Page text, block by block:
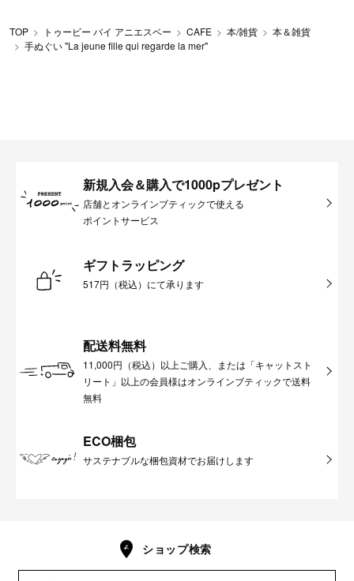
TOP トゥービー バイ アニエスベー CAFE 本/雑貨
本＆雑貨
手ぬぐい "La jeune fille qui regarde la mer"
新規入会＆購入で1000pプレゼント
店舗とオンラインブティックで使える
ポイントサービス
ギフトラッピング
517円（税込）にて承ります
配送料無料
11,000円（税込）以上ご購入、または「キャットスト
リート」以上の会員様はオンラインブティックで送料
無料
ECO梱包
サステナブルな梱包資材でお届けします
ショップ検索